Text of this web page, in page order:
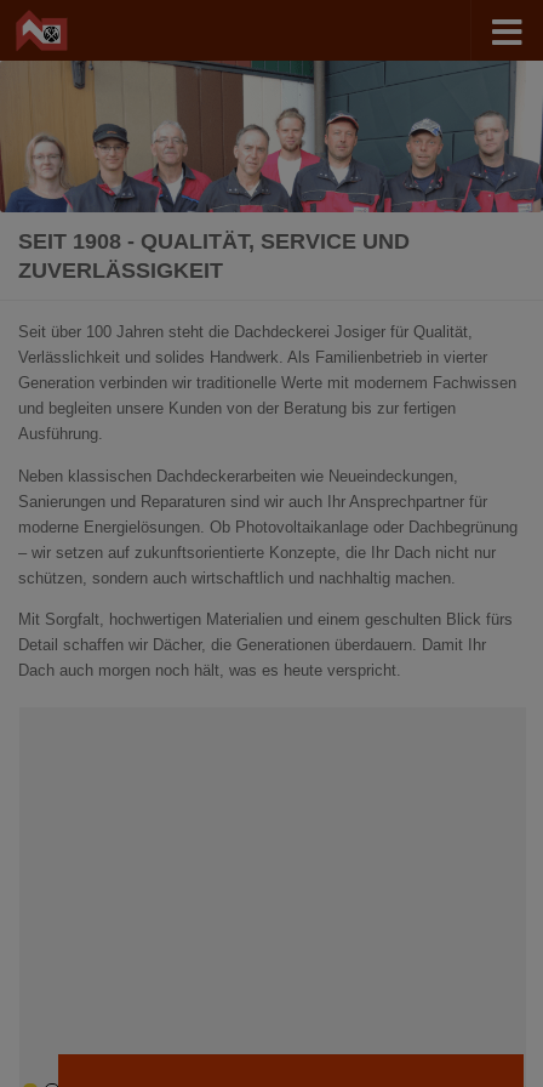
Zum Inhalt springen
SEIT 1908 - QUALITÄT, SERVICE UND
ZUVERLÄSSIGKEIT
Seit über 100 Jahren steht die Dachdeckerei Josiger für Qualität,
Verlässlichkeit und solides Handwerk. Als Familienbetrieb in vierter
Generation verbinden wir traditionelle Werte mit modernem Fachwissen
und begleiten unsere Kunden von der Beratung bis zur fertigen
Ausführung.
Neben klassischen Dachdeckerarbeiten wie Neueindeckungen,
Sanierungen und Reparaturen sind wir auch Ihr Ansprechpartner für
moderne Energielösungen. Ob Photovoltaikanlage oder Dachbegrünung
– wir setzen auf zukunftsorientierte Konzepte, die Ihr Dach nicht nur
schützen, sondern auch wirtschaftlich und nachhaltig machen.
Mit Sorgfalt, hochwertigen Materialien und einem geschulten Blick fürs
Detail schaffen wir Dächer, die Generationen überdauern. Damit Ihr
Dach auch morgen noch hält, was es heute verspricht.